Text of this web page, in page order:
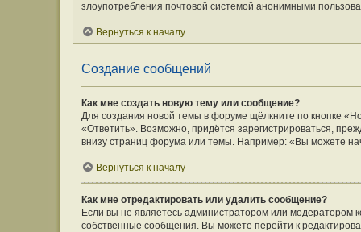
злоупотребления почтовой системой анонимными
Вернуться к началу
Создание сообщений
Как мне создать новую тему или сообщение?
Для создания новой темы в форуме щёлкните по кнопке
«Ответить». Возможно, придётся зарегистрироваться,
внизу страниц форума или темы. Например: «Вы можете
Вернуться к началу
Как мне отредактировать или удалить сообщение?
Если вы не являетесь администратором или модератором
собственные сообщения. Вы можете перейти к